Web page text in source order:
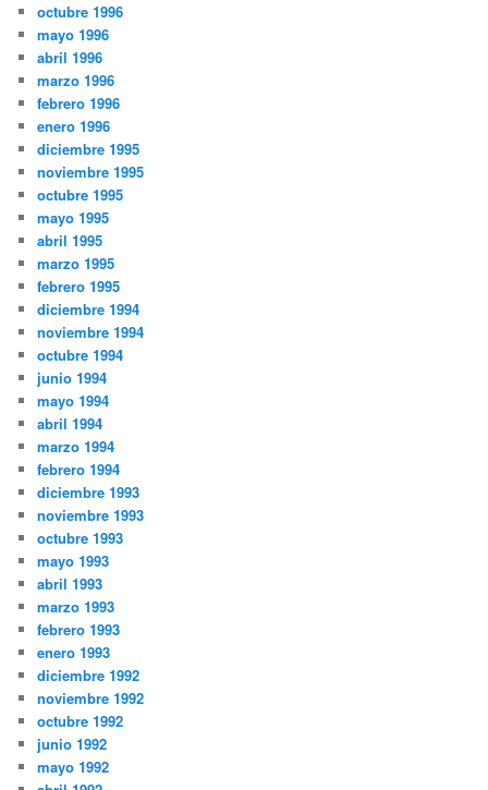
octubre 1996
mayo 1996
abril 1996
marzo 1996
febrero 1996
enero 1996
diciembre 1995
noviembre 1995
octubre 1995
mayo 1995
abril 1995
marzo 1995
febrero 1995
diciembre 1994
noviembre 1994
octubre 1994
junio 1994
mayo 1994
abril 1994
marzo 1994
febrero 1994
diciembre 1993
noviembre 1993
octubre 1993
mayo 1993
abril 1993
marzo 1993
febrero 1993
enero 1993
diciembre 1992
noviembre 1992
octubre 1992
junio 1992
mayo 1992